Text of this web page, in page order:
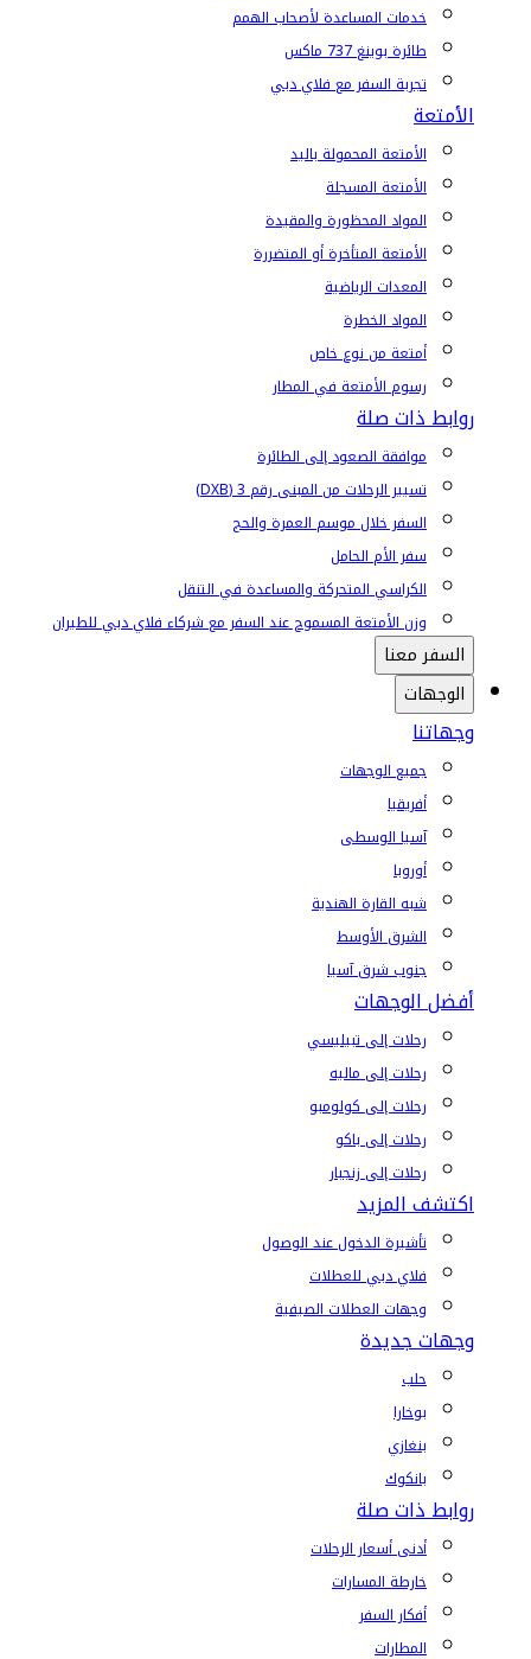
خدمات المساعدة لأصحاب الهمم
طائرة بوينغ 737 ماكس
تجربة السفر مع فلاي دبي
الأمتعة
الأمتعة المحمولة باليد
الأمتعة المسجلة
المواد المحظورة والمقيدة
الأمتعة المتأخرة أو المتضررة
المعدات الرياضية
المواد الخطرة
أمتعة من نوع خاص
رسوم الأمتعة في المطار
روابط ذات صلة
موافقة الصعود إلى الطائرة
تسيير الرحلات من المبنى رقم 3 (DXB)
السفر خلال موسم العمرة والحج
سفر الأم الحامل
الكراسي المتحركة والمساعدة في التنقل
وزن الأمتعة المسموح عند السفر مع شركاء فلاي دبي للطيران
السفر معنا
الوجهات
وجهاتنا
جميع الوجهات
أفريقيا
آسيا الوسطى
أوروبا
شبه القارة الهندية
الشرق الأوسط
جنوب شرق آسيا
أفضل الوجهات
رحلات إلى تبيليسي
رحلات إلى ماليه
رحلات إلى كولومبو
رحلات إلى باكو
رحلات إلى زنجبار
اكتشف المزيد
تأشيرة الدخول عند الوصول
فلاي دبي للعطلات
وجهات العطلات الصيفية
وجهات جديدة
حلب
بوخارا
بنغازي
بانكوك
روابط ذات صلة
أدنى أسعار الرحلات
خارطة المسارات
أفكار السفر
المطارات